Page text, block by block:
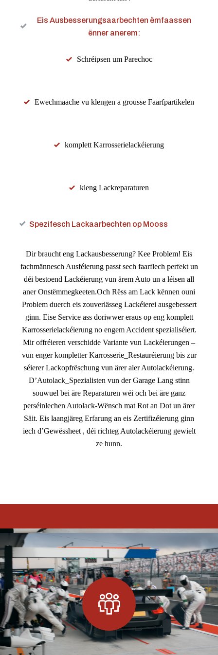
Eis Ausbesserungsaarbechten ëmfaassen
ënner anerem:
Schréipsen um Parechoc
Ewechmaache vu klengen a grousse Faarfpartikelen
komplett Karrosserielackéierung
kleng Lackreparaturen
Spezifesch Lackaarbechten op Mooss
Dir braucht eng Lackausbesserung? Kee Problem! Eis
fachmännesch Ausféierung passt sech faarflech perfekt un
déi bestoend Lackéierung vun ärem Auto un a léisen all
aner Onstëmmegkeeten.Och Rëss am Lack kënnen ouni
Problem duerch eis zouverlässeg Lackéierei ausgebessert
ginn. Eise Service ass doriwwer eraus op eng komplett
Karrosserielackéierung no engem Accident spezialiséiert.
Mir offréieren verschidde Variante vun Lackéierungen –
vun enger kompletter Karrosserie_Restauréierung bis zur
séierer Lackopfrëschung vun ärer aler Autolackéierung.
D’Autolack_Spezialisten vun der Garage Lang stinn
souwuel bei äre Reparaturen wéi och bei äre ganz
perséinlechen Autolack-Wënsch mat Rot an Dot un ärer
Säit. Eis laangjäreg Erfarung an eis Zertifizéierung ginn
iech d’Gewëssheet , déi richteg Autolackéierung gewielt
ze hunn.